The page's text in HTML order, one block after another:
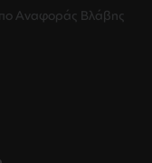
Αναφοράς Βλάβης